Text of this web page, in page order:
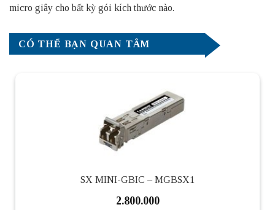
micro giây cho bất kỳ gói kích thước nào.
CÓ THỂ BẠN QUAN TÂM
SX MINI-GBIC – MGBSX1
2.800.000